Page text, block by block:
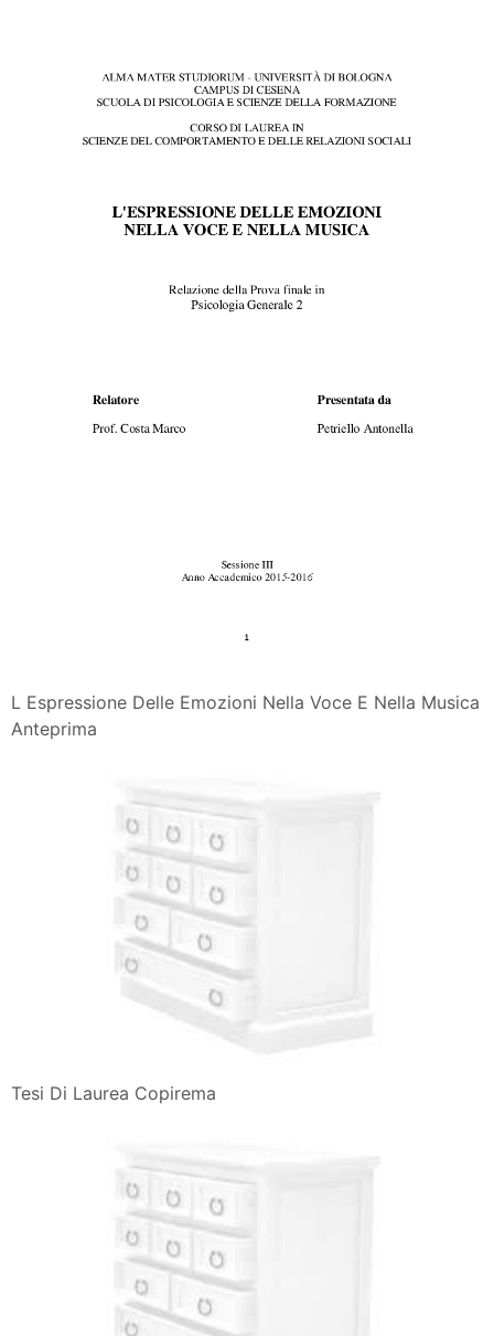
L Espressione Delle Emozioni Nella Voce E Nella Musica
Anteprima
Tesi Di Laurea Copirema